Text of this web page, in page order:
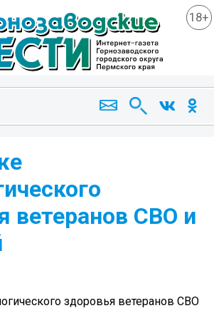
18+
ветеранов СВО и
здоровья ветеранов СВО